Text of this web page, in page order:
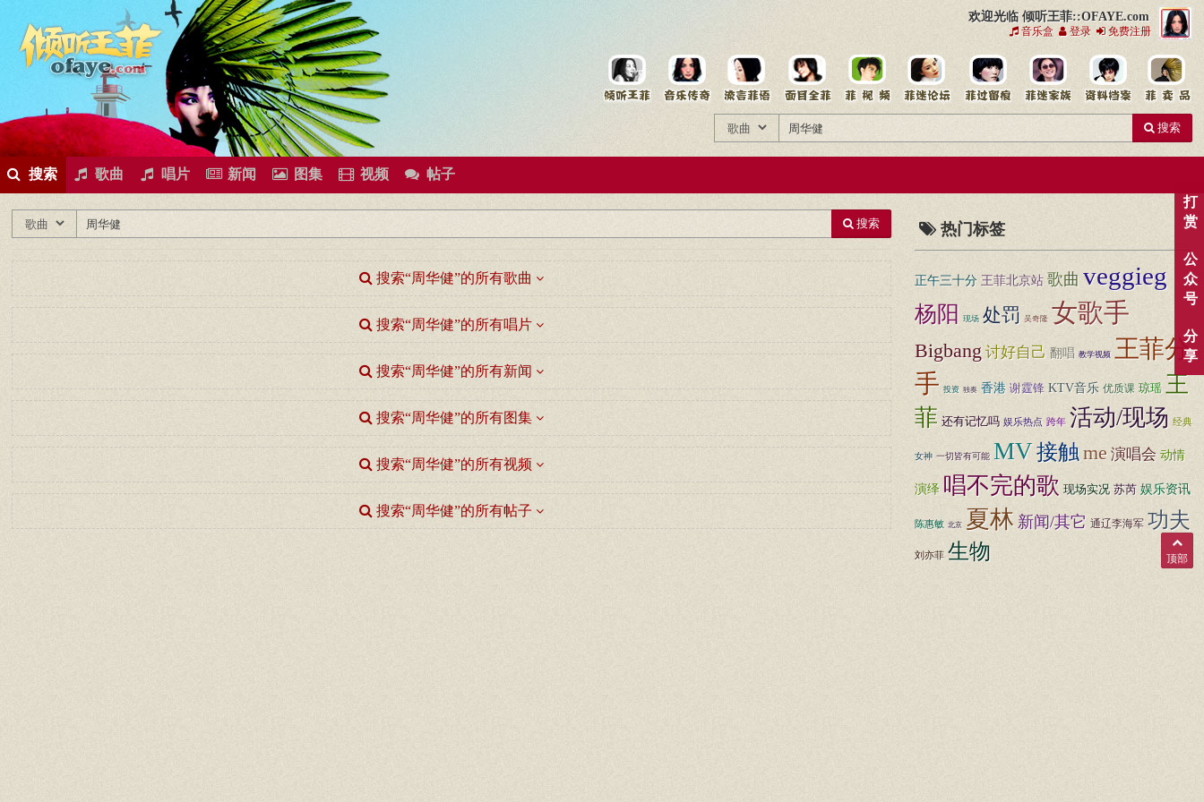
欢迎光临 倾听王菲::OFAYE.com
音乐盒 登录 免费注册
有歌曲专辑
王菲新闻王菲的精美图片王菲精彩视频王菲论坛给王菲留言用户中心王菲资料档案
搜索
搜索 歌曲 唱片 新闻 图集 视频 帖子
搜索
搜索“周华健”的所有歌曲
搜索“周华健”的所有唱片
搜索“周华健”的所有新闻
搜索“周华健”的所有图集
搜索“周华健”的所有视频
搜索“周华健”的所有帖子
热门标签
正午三十分 王菲北京站 歌曲 veggieg
杨阳 现场 处罚 吴奇隆 女歌手
Bigbang 讨好自己 翻唱 教学视频 王菲分
手 投资 独奏 香港 谢霆锋 KTV音乐 优质课 琼瑶 王
菲 还有记忆吗 娱乐热点 跨年 活动/现场 经典
女神 一切皆有可能 MV接触 me 演唱会 动情
演绎 唱不完的歌 现场实况 苏芮 娱乐资讯
陈惠敏 北京 夏林 新闻/其它 通辽李海军 功夫
刘亦菲 生物
打
赏
公
众
号
分
享
顶部